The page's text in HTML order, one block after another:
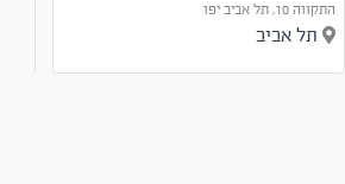
התקווה 10, תל אביב יפו
תל אביב